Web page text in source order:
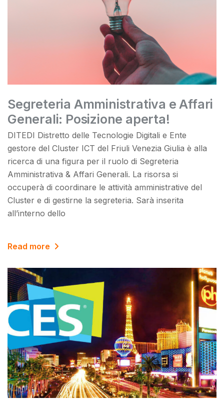
Segreteria Amministrativa e Affari
Generali: Posizione aperta!
DITEDI Distretto delle Tecnologie Digitali e Ente
gestore del Cluster ICT del Friuli Venezia Giulia è alla
ricerca di una figura per il ruolo di Segreteria
Amministrativa & Affari Generali. La risorsa si
occuperà di coordinare le attività amministrative del
Cluster e di gestirne la segreteria. Sarà inserita
all’interno dello
Read more